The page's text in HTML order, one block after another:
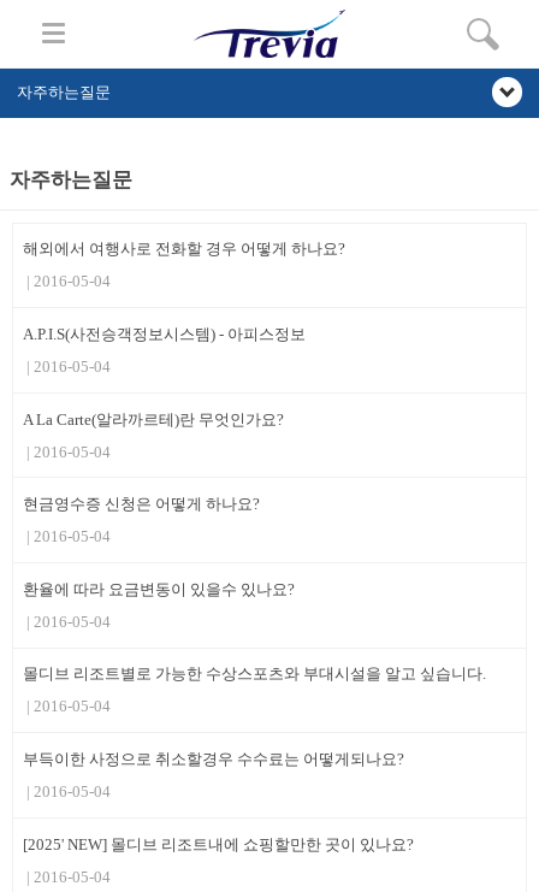
자주하는질문
자주하는질문
해외에서 여행사로 전화할 경우 어떻게 하나요?
2016-05-04
A.P.I.S(사전승객정보시스템) - 아피스정보
2016-05-04
A La Carte(알라까르테)란 무엇인가요?
2016-05-04
현금영수증 신청은 어떻게 하나요?
2016-05-04
환율에 따라 요금변동이 있을수 있나요?
2016-05-04
몰디브 리조트별로 가능한 수상스포츠와 부대시설을 알고 싶습니다.
2016-05-04
부득이한 사정으로 취소할경우 수수료는 어떻게되나요?
2016-05-04
[2025' NEW] 몰디브 리조트내에 쇼핑할만한 곳이 있나요?
2016-05-04